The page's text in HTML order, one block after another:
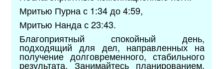
Мритью Пурна с 1:34 до 4:59,
Мритью Нанда с 23:43.
Благоприятный спокойный день,
подходящий для дел, направленных на
получение долговременного, стабильного
результата. Занимайтесь планированием,